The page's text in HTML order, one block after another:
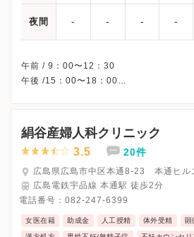
夜間 - - - -
午前 / 9：00〜12：30
午後 /15：00〜18：00
※完全予約制です。
※受診前には必ずクリニックHPを確認、
絹谷産婦人科クリニック
3.5 20件
広島県広島市中区本通8-23 本通ヒル
広島電鉄宇品線 本通駅 徒歩2分
電話番号： 082-247-6399
女医在籍 助成金 人工授精 体外受精 顕